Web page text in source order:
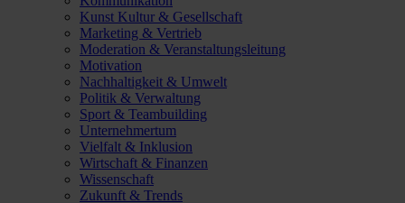
Kunst Kultur & Gesellschaft
Marketing & Vertrieb
Moderation & Veranstaltungsleitung
Motivation
Nachhaltigkeit & Umwelt
Politik & Verwaltung
Sport & Teambuilding
Unternehmertum
Vielfalt & Inklusion
Wirtschaft & Finanzen
Wissenschaft
Zukunft & Trends